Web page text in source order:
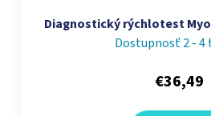
Diagnostický rýchlotest
Dostupnosť 2 - 4
€36,49